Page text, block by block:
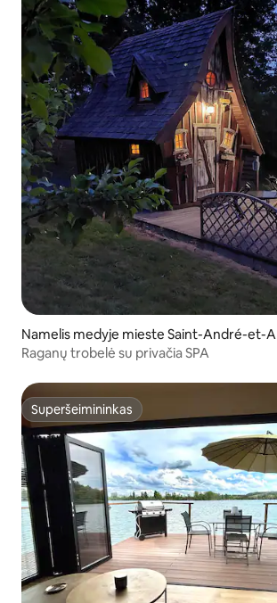
Namelis medyje mieste Saint-André-et-
es
Raganų trobelė su privačia SPA
Superšeimininkas
Superšeimininkas